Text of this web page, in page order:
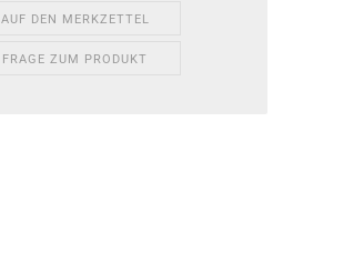
AUF DEN MERKZETTEL
FRAGE ZUM PRODUKT